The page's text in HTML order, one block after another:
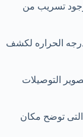
تسريب من
درجه الحراره لكشف
التوصيلات
التى توضح مكان